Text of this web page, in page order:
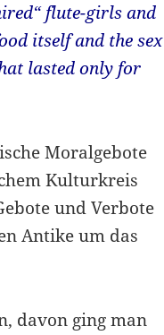
flute-girls and
itself and the sex
lasted only for
Moralgebote
Kulturkreis
und Verbote
Antike um das
davon ging man